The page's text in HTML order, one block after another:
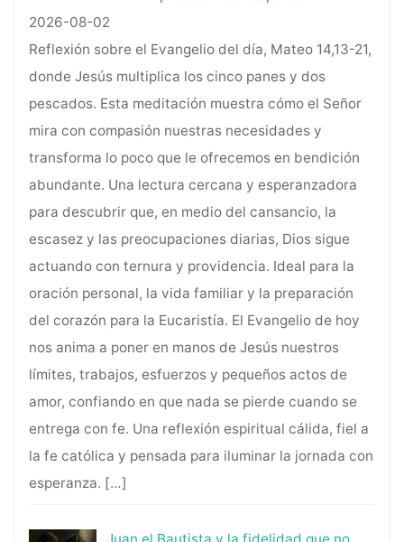
2026-08-02
Reflexión sobre el Evangelio del día, Mateo 14,13-21,
donde Jesús multiplica los cinco panes y dos
pescados. Esta meditación muestra cómo el Señor
mira con compasión nuestras necesidades y
transforma lo poco que le ofrecemos en bendición
abundante. Una lectura cercana y esperanzadora
para descubrir que, en medio del cansancio, la
escasez y las preocupaciones diarias, Dios sigue
actuando con ternura y providencia. Ideal para la
oración personal, la vida familiar y la preparación
del corazón para la Eucaristía. El Evangelio de hoy
nos anima a poner en manos de Jesús nuestros
límites, trabajos, esfuerzos y pequeños actos de
amor, confiando en que nada se pierde cuando se
entrega con fe. Una reflexión espiritual cálida, fiel a
la fe católica y pensada para iluminar la jornada con
esperanza. […]
Juan el Bautista y la fidelidad que no